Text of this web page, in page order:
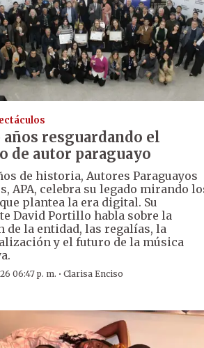
años resguardando el
de autor paraguayo
de historia, Autores Paraguayos
APA, celebra su legado mirando
plantea la era digital. Su
David Portillo habla sobre la
de la entidad, las regalías, la
y el futuro de la música
06:47 p. m. · Clarisa Enciso